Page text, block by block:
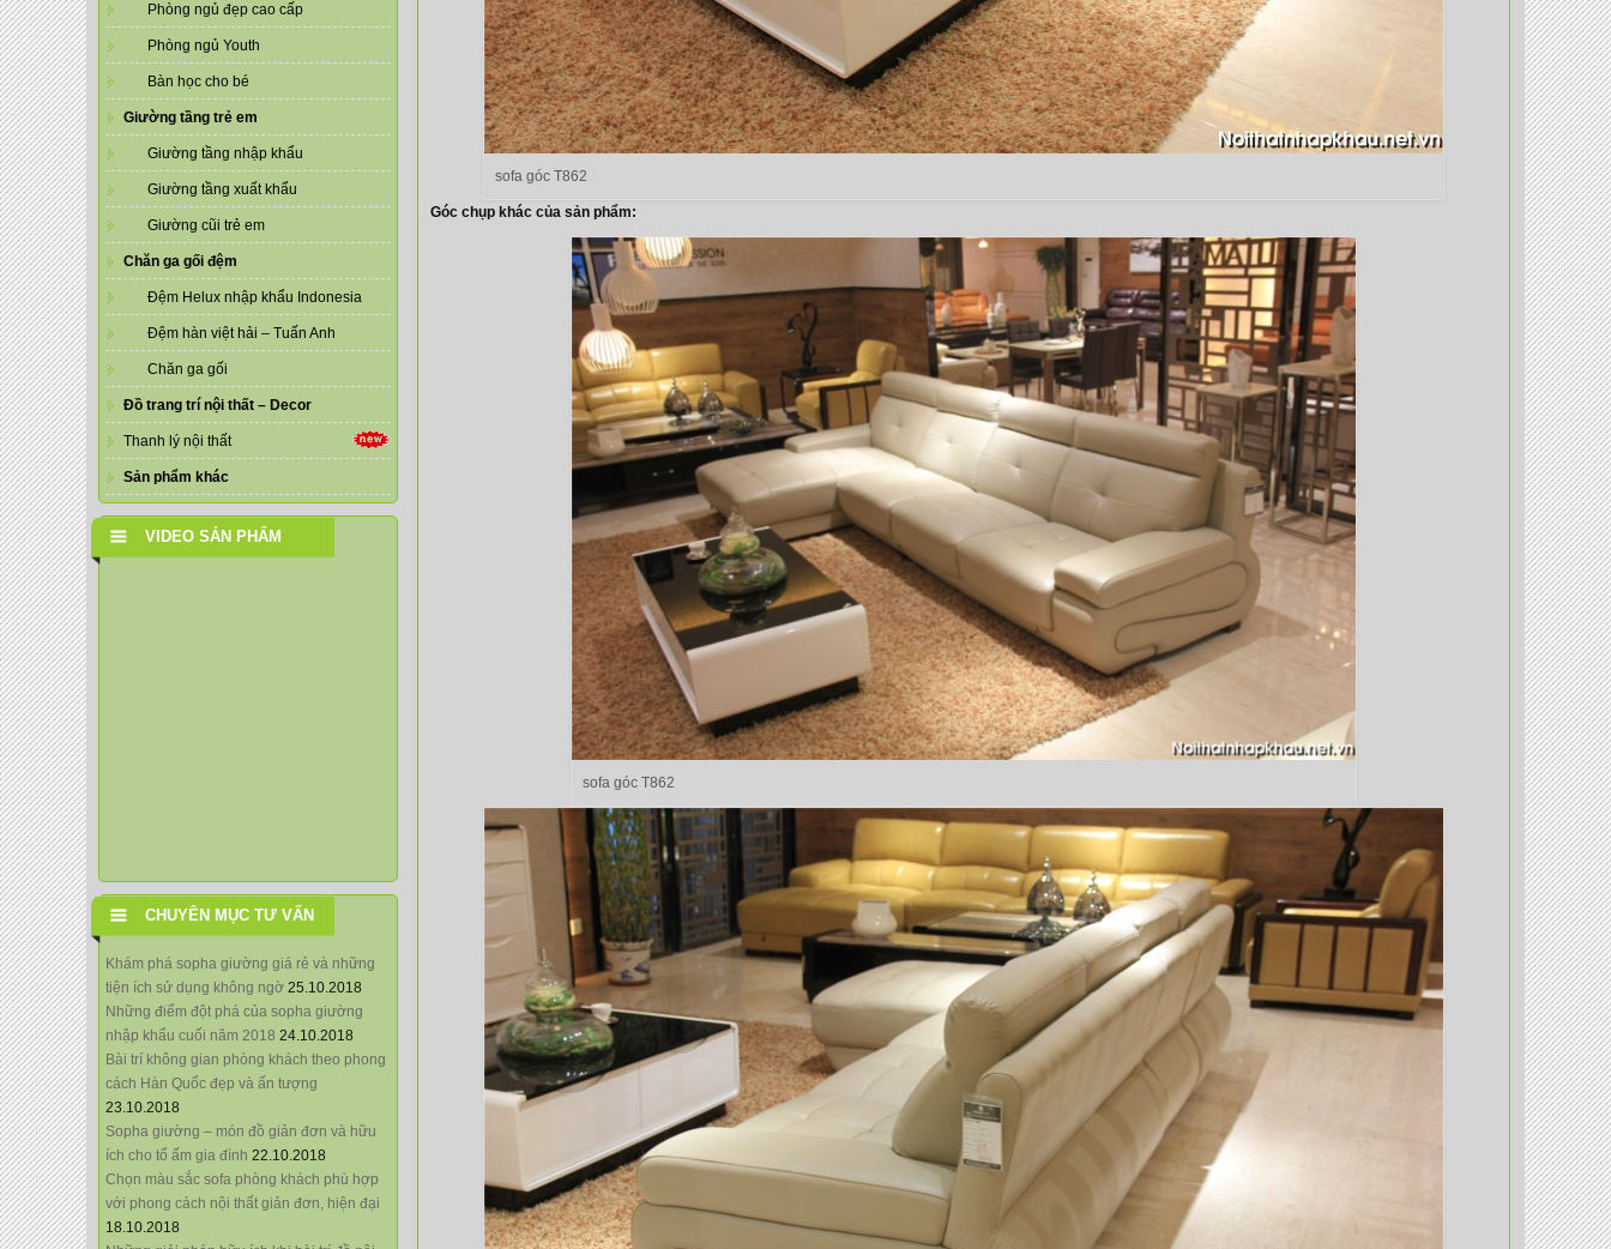
Phòng ngủ đẹp cao cấp
Phòng ngủ Youth
Bàn học cho bé
Giường tầng trẻ em
Giường tầng nhập khẩu
Giường tầng xuất khẩu
Giường cũi trẻ em
Chăn ga gối đệm
Đệm Helux nhập khẩu Indonesia
Đệm hàn việt hải – Tuấn Anh
Chăn ga gối
Đồ trang trí nội thất – Decor
Thanh lý nội thất
Sản phẩm khác
VIDEO SẢN PHẨM
CHUYÊN MỤC TƯ VẤN
Khám phá sopha giường giá rẻ và những
tiện ích sử dụng không ngờ 25.10.2018
Những điểm đột phá của sopha giường
nhập khẩu cuối năm 2018 24.10.2018
Bài trí không gian phòng khách theo phong
cách Hàn Quốc đẹp và ấn tượng
23.10.2018
Sopha giường – món đồ giản đơn và hữu
ích cho tổ ấm gia đình 22.10.2018
Chọn màu sắc sofa phòng khách phù hợp
với phong cách nội thất giản đơn, hiện đại
18.10.2018
sofa góc T862
Góc chụp khác của sản phẩm:
sofa góc T862